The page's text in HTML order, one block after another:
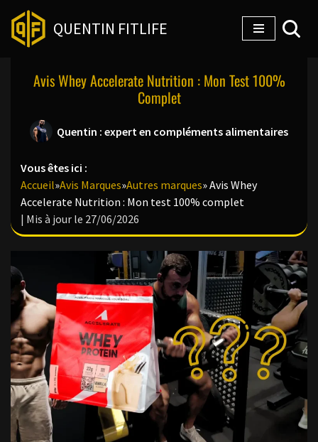
Aller
contenu
QUENTIN FITLIFE
Avis Whey Accelerate Nutrition : Mon Test 100%
Complet
Quentin : expert en compléments alimentaires
Vous êtes ici :
Accueil»Avis Marques»Autres marques»Avis Whey
Accelerate Nutrition : Mon test 100% complet
| Mis à jour le 27/06/2026